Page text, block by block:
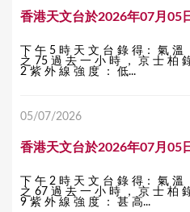
香港天文台於2026年07月05
下 午 5 時 天 文 台 錄 得： 氣 溫
之 75 過 去 一 小 時 ， 京 士 柏
2 紫 外 線 強 度 ： 低...
05/07/2026
香港天文台於2026年07月05
下 午 2 時 天 文 台 錄 得： 氣 溫
之 67 過 去 一 小 時 ， 京 士 柏
9 紫 外 線 強 度 ： 甚 高...